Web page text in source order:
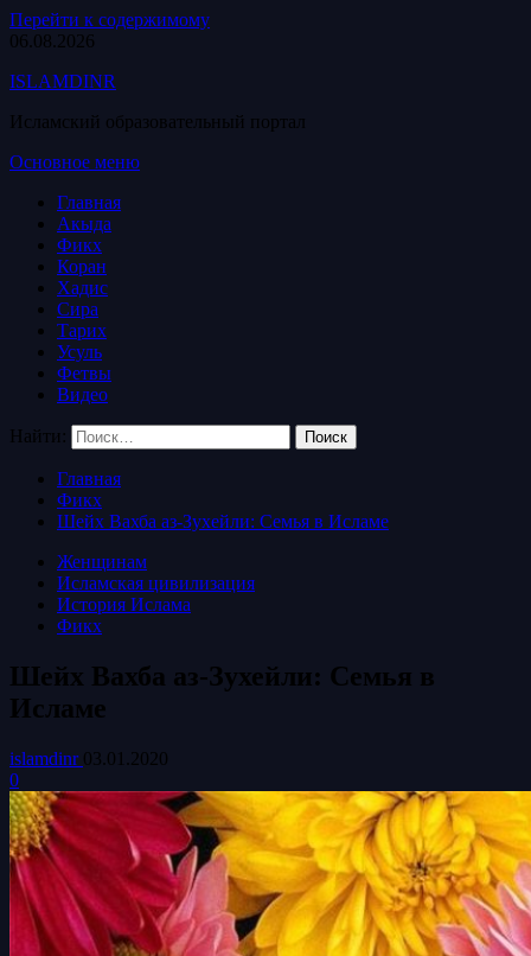
Перейти к содержимому
06.08.2026
ISLAMDINR
Исламский образовательный портал
Основное меню
Главная
Акыда
Фикх
Коран
Хадис
Сира
Тарих
Усуль
Фетвы
Видео
Найти:
Главная
Фикх
Шейх Вахба аз-Зухейли: Семья в Исламе
Женщинам
Исламская цивилизация
История Ислама
Фикх
Шейх Вахба аз-Зухейли: Семья в
Исламе
islamdinr 03.01.2020
0